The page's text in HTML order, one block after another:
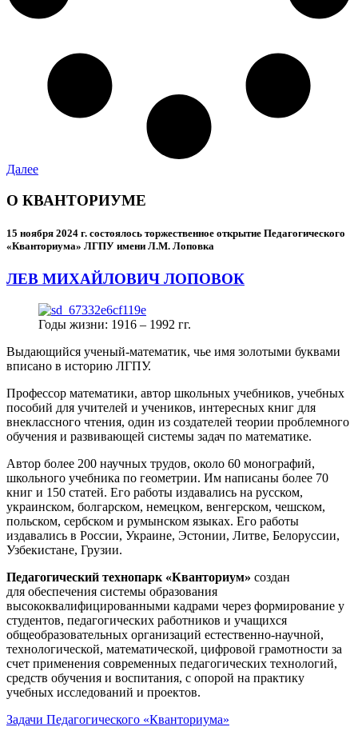
Далее
О КВАНТОРИУМЕ
15 ноября 2024 г. состоялось торжественное открытие Педагогического
«Кванториума» ЛГПУ имени Л.М. Лоповка
ЛЕВ МИХАЙЛОВИЧ ЛОПОВОК
Годы жизни: 1916 – 1992 гг.
Выдающийся ученый-математик, чье имя золотыми буквами
вписано в историю ЛГПУ.
Профессор математики, автор школьных учебников, учебных
пособий для учителей и учеников, интересных книг для
внеклассного чтения, один из создателей теории проблемного
обучения и развивающей системы задач по математике.
Автор более 200 научных трудов, около 60 монографий,
школьного учебника по геометрии. Им написаны более 70
книг и 150 статей. Его работы издавались на русском,
украинском, болгарском, немецком, венгерском, чешском,
польском, сербском и румынском языках. Его работы
издавались в России, Украине, Эстонии, Литве, Белоруссии,
Узбекистане, Грузии.
Педагогический технопарк «Кванториум» создан
для обеспечения системы образования
высококвалифицированными кадрами через формирование у
студентов, педагогических работников и учащихся
общеобразовательных организаций естественно-научной,
технологической, математической, цифровой грамотности за
счет применения современных педагогических технологий,
средств обучения и воспитания, с опорой на практику
учебных исследований и проектов.
Задачи Педагогического «Кванториума»